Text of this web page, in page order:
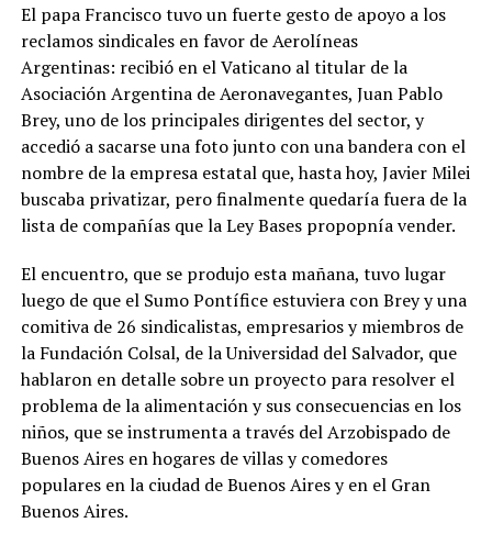
El papa Francisco tuvo un fuerte gesto de apoyo a los
reclamos sindicales en favor de Aerolíneas
Argentinas: recibió en el Vaticano al titular de la
Asociación Argentina de Aeronavegantes, Juan Pablo
Brey, uno de los principales dirigentes del sector, y
accedió a sacarse una foto junto con una bandera con el
nombre de la empresa estatal que, hasta hoy, Javier Milei
buscaba privatizar, pero finalmente quedaría fuera de la
lista de compañías que la Ley Bases propopnía vender.
El encuentro, que se produjo esta mañana, tuvo lugar
luego de que el Sumo Pontífice estuviera con Brey y una
comitiva de 26 sindicalistas, empresarios y miembros de
la Fundación Colsal, de la Universidad del Salvador, que
hablaron en detalle sobre un proyecto para resolver el
problema de la alimentación y sus consecuencias en los
niños, que se instrumenta a través del Arzobispado de
Buenos Aires en hogares de villas y comedores
populares en la ciudad de Buenos Aires y en el Gran
Buenos Aires.